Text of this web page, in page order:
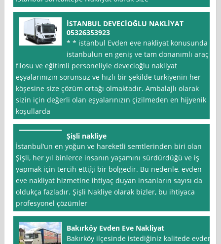
İSTANBUL DEVECİOĞLU NAKLİYAT
05326353923
* * istanbul Evden eve nakliyat konusunda
istanbulun en geniş ve tam donanımlı araç
filosu ve eğitimli personeliyle devecioğlu nakliyat
eşyalarınızın sorunsuz ve hızlı bir şekilde türkiyenin her
köşesine size çözüm ortağı olmaktadır. Ambalajlı olarak
sizin için değerli olan eşyalarınızın çizilmeden en hijyenik
koşullarda
Şişli nakliye
İstanbul‘un en yoğun ve hareketli semtlerinden biri olan
Şişli, her yıl binlerce insanın yaşamını sürdürdüğü ve iş
yapmak için tercih ettiği bir bölgedir. Bu nedenle, evden
eve nakliyat hizmetine ihtiyaç duyan insanların sayısı da
oldukça fazladır. Şişli Nakliye olarak bizler, bu ihtiyaca
profesyonel çözümler
Bakırköy Evden Eve Nakliyat
Bakırköy ilçesinde istediğiniz kalitede evden